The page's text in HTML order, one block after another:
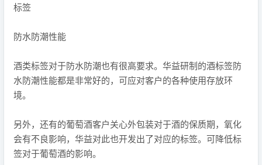
标签
防水防潮性能
酒类标签对于防水防潮也有很高要求。华益研制的酒标签防
水防潮性能都是非常好的，可应对客户的各种使用存放环
境。
另外，还有的葡萄酒客户关心外包装对于酒的保质期，氧化
会有不良影响，华益对此也开发出了对应的标签。可降低标
签对于葡萄酒的影响。